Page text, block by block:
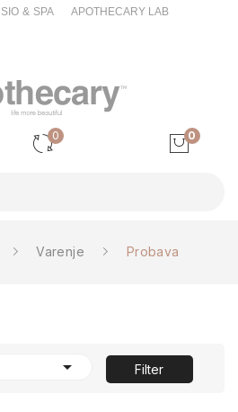
& SPA APOTHECARY LAB
0 0
Varenje Probava
 Filter